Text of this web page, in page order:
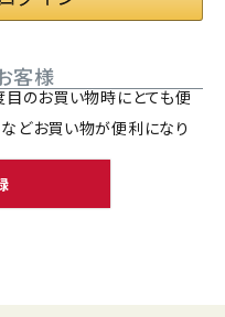
客様
目のお買い物時にとても便
どお買い物が便利になり